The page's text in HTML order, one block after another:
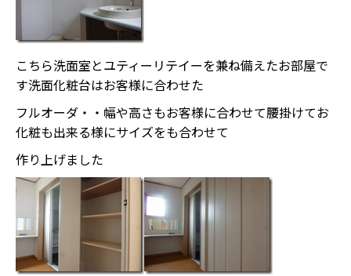
こちら洗面室とユティーリテイーを兼ね備えたお部屋で
す洗面化粧台はお客様に合わせた
フルオーダ・・幅や高さもお客様に合わせて腰掛けてお
化粧も出来る様にサイズをも合わせて
作り上げました